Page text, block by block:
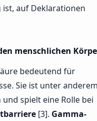
auf Deklarationen
menschlichen
bedeutend für
Sie ist unter
spielt eine Rolle bei
[3]. Gamma-